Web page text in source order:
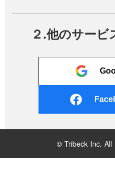
２.他のサービ
© Tribeck Inc. All